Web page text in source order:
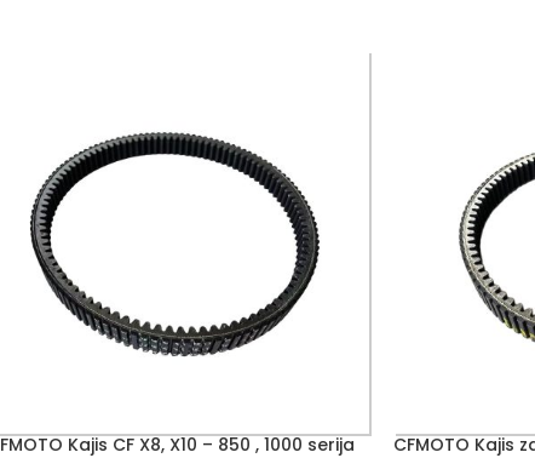
Kajis CF X8, X10 – 850 , 1000 serija
CFMOTO Kajis